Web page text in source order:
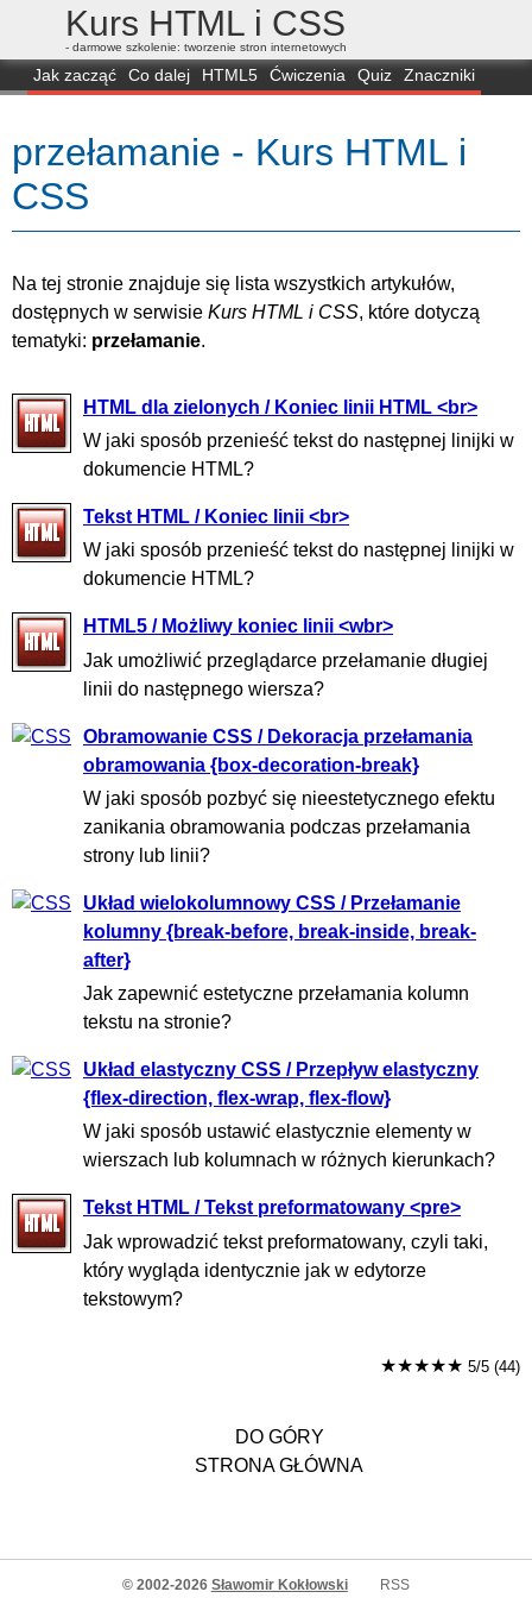
Kurs HTML i CSS
- darmowe szkolenie: tworzenie stron internetowych
Jak zacząć Co dalej HTML5 Ćwiczenia Quiz
Znaczniki
FAQ
Przeglądarki Mapa FORUM
przełamanie - Kurs HTML i
CSS
Na tej stronie znajduje się lista wszystkich artykułów,
dostępnych w serwisie Kurs HTML i CSS, które dotyczą
tematyki: przełamanie.
HTML dla zielonych / Koniec linii HTML <br>
W jaki sposób przenieść tekst do następnej linijki w
dokumencie HTML?
Tekst HTML / Koniec linii <br>
W jaki sposób przenieść tekst do następnej linijki w
dokumencie HTML?
HTML5 / Możliwy koniec linii <wbr>
Jak umożliwić przeglądarce przełamanie długiej
linii do następnego wiersza?
Obramowanie CSS / Dekoracja przełamania
obramowania {box-decoration-break}
W jaki sposób pozbyć się nieestetycznego efektu
zanikania obramowania podczas przełamania
strony lub linii?
Układ wielokolumnowy CSS / Przełamanie
kolumny {break-before, break-inside, break-
after}
Jak zapewnić estetyczne przełamania kolumn
tekstu na stronie?
Układ elastyczny CSS / Przepływ elastyczny
{flex-direction, flex-wrap, flex-flow}
W jaki sposób ustawić elastycznie elementy w
wierszach lub kolumnach w różnych kierunkach?
Tekst HTML / Tekst preformatowany <pre>
Jak wprowadzić tekst preformatowany, czyli taki,
który wygląda identycznie jak w edytorze
tekstowym?
★★★★★ 5/5 (44)
DO GÓRY
STRONA GŁÓWNA
© 2002-2026 Sławomir Kokłowski
RSS